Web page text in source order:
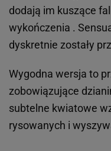
dodają im kuszące
wykończenia .
dyskretnie zostały
Wygodna wersja to
zobowiązujące
subtelne kwiatowe
rysowanych i